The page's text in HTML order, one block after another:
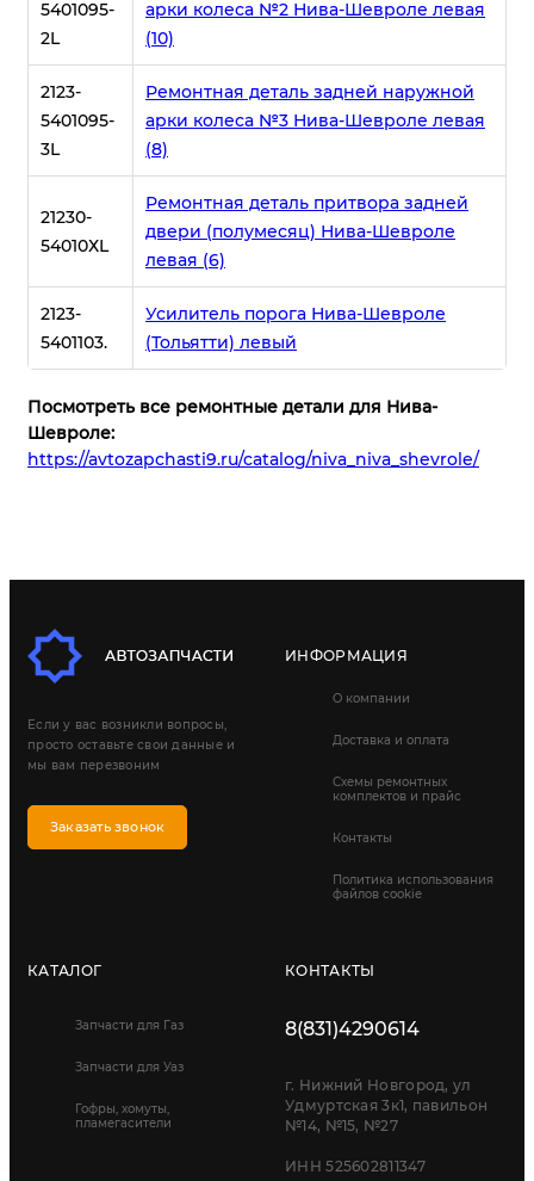
5401095-
2L
арки колеса №2 Нива-Шевроле левая
(10)
2123-
5401095-
3L
Ремонтная деталь задней наружной
арки колеса №3 Нива-Шевроле левая
(8)
21230-
54010ХL
Ремонтная деталь притвора задней
двери (полумесяц) Нива-Шевроле
левая (6)
2123-
5401103.
Усилитель порога Нива-Шевроле
(Тольятти) левый
Посмотреть все ремонтные детали для Нива-
Шевроле:
https://avtozapchasti9.ru/catalog/niva_niva_shevrole/
Если у вас возникли вопросы,
просто оставьте свои данные и
мы вам перезвоним
Заказать звонок
ИНФОРМАЦИЯ
О компании
Доставка и оплата
Схемы ремонтных
комплектов и прайс
Контакты
Политика использования
файлов cookie
КАТАЛОГ
Запчасти для Газ
Запчасти для Уаз
Гофры, хомуты,
пламегасители
КОНТАКТЫ
8(831)4290614
г. Нижний Новгород, ул
Удмуртская 3к1, павильон
№14, №15, №27
ИНН 525602811347